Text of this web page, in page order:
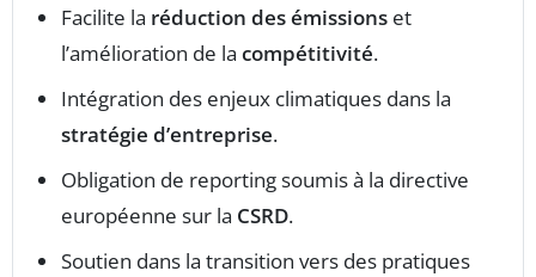
Facilite la réduction des émissions et
l’amélioration de la compétitivité.
Intégration des enjeux climatiques dans la
stratégie d’entreprise.
Obligation de reporting soumis à la directive
européenne sur la CSRD.
Soutien dans la transition vers des pratiques